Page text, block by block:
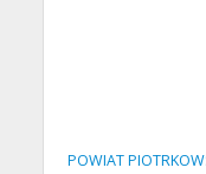
POWIAT